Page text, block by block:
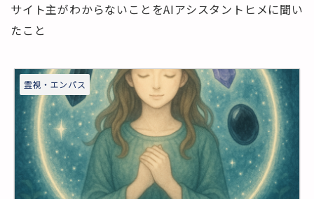
サイト主がわからないことをAIアシスタントヒメに聞い
たこと
霊視・エンパス